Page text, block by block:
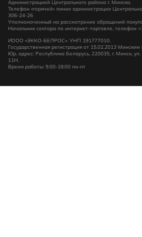
Администрацией Центрального района г. Минска.
Телефон «горячей» линии администрации
306-24-26
Уполномоченный на рассмотрение обращений
Начальник сектора по интернет-торговле, телефон
ИООО «ЭККО-БЕЛРОС». УНП 191777010.
Государственная регистрация от 15.02.2013
Юр. адрес: Республика Беларусь, 220035, г. Минск,
11Н.
Время работы: 9:00-18:00 пн-пт